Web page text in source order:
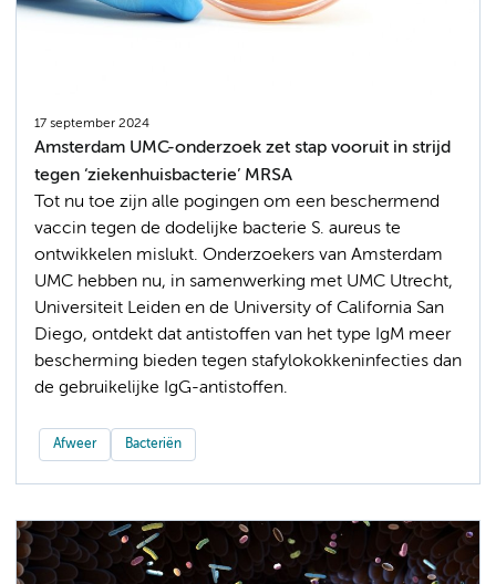
17 september 2024
Amsterdam UMC-onderzoek zet stap vooruit in strijd
tegen ‘ziekenhuisbacterie’ MRSA
Tot nu toe zijn alle pogingen om een beschermend
vaccin tegen de dodelijke bacterie S. aureus te
ontwikkelen mislukt. Onderzoekers van Amsterdam
UMC hebben nu, in samenwerking met UMC Utrecht,
Universiteit Leiden en de University of California San
Diego, ontdekt dat antistoffen van het type IgM meer
bescherming bieden tegen stafylokokkeninfecties dan
de gebruikelijke IgG-antistoffen.
Afweer Bacteriën